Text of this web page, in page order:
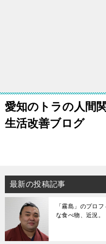
愛知のトラの人間
生活改善ブログ
最新の投稿記事
「霧島」のプロ
な食べ物、近況。